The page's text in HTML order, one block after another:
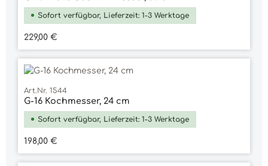
Sofort verfügbar, Lieferzeit: 1-3 Werktage
Regulärer Preis:
229,00 €
Art.Nr. 1544
G-16 Kochmesser, 24 cm
Sofort verfügbar, Lieferzeit: 1-3 Werktage
Regulärer Preis:
198,00 €